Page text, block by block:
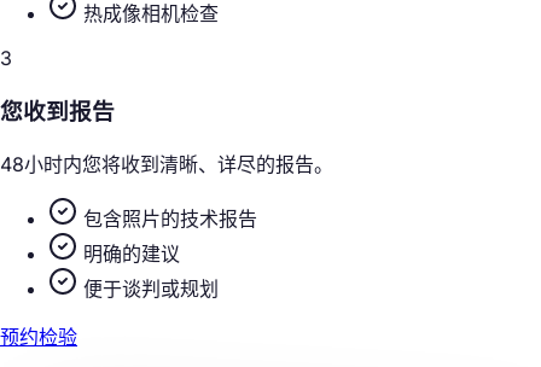
热成像相机检查
3
您收到报告
48小时内您将收到清晰、详尽的报告。
包含照片的技术报告
明确的建议
便于谈判或规划
预约检验